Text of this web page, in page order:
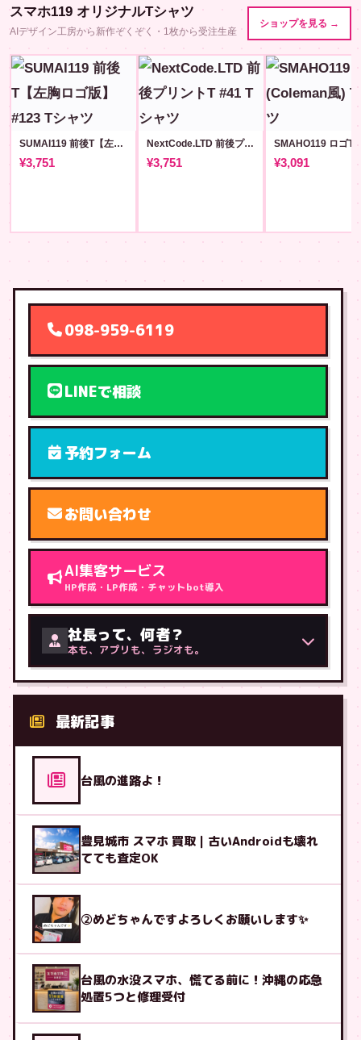
スマホ119 オリジナルTシャツ
AIデザイン工房から新作ぞくぞく・1枚から受注生産
ショップを見る →
SUMAI119 前後T【左胸ロゴ版】#123
¥3,751
NextCode.LTD 前後プリントT #41
¥3,751 ¥3,091
098-959-6119
LINEで相談
予約フォーム
お問い合わせ
AI集客サービス
HP作成・LP作成・チャットbot導入
社長って、何者？
本も、アプリも、ラジオも。
最新記事
台風の進路よ！
豊見城市 スマホ 買取｜古いAndroidも壊れ
てても査定OK
②めどちゃんですよろしくお願いします✨
台風の水没スマホ、慌てる前に！沖縄の応急
処置5つと修理受付